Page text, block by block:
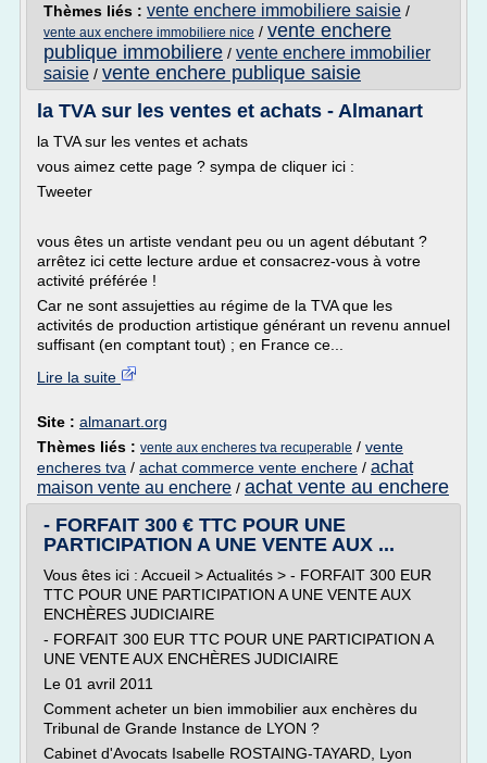
Thèmes liés : vente enchere immobiliere saisie /
vente aux enchere immobiliere nice / vente enchere
publique immobiliere / vente enchere immobilier
saisie / vente enchere publique saisie
la TVA sur les ventes et achats - Almanart
la TVA sur les ventes et achats
vous aimez cette page ? sympa de cliquer ici :
Tweeter
vous êtes un artiste vendant peu ou un agent débutant ?
arrêtez ici cette lecture ardue et consacrez-vous à votre
activité préférée !
Car ne sont assujetties au régime de la TVA que les
activités de production artistique générant un revenu annuel
suffisant (en comptant tout) ; en France ce...
Lire la suite
Site : almanart.org
Thèmes liés : vente aux encheres tva recuperable / vente
encheres tva / achat commerce vente enchere / achat
maison vente au enchere / achat vente au enchere
- FORFAIT 300 € TTC POUR UNE
PARTICIPATION A UNE VENTE AUX ...
Vous êtes ici : Accueil > Actualités > - FORFAIT 300 EUR
TTC POUR UNE PARTICIPATION A UNE VENTE AUX
ENCHÈRES JUDICIAIRE
- FORFAIT 300 EUR TTC POUR UNE PARTICIPATION A
UNE VENTE AUX ENCHÈRES JUDICIAIRE
Le 01 avril 2011
Comment acheter un bien immobilier aux enchères du
Tribunal de Grande Instance de LYON ?
Cabinet d'Avocats Isabelle ROSTAING-TAYARD, Lyon